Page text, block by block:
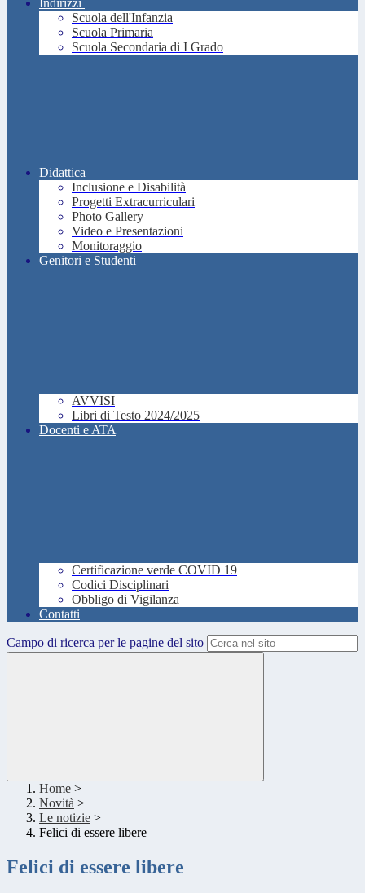
Indirizzi
Scuola dell'Infanzia
Scuola Primaria
Scuola Secondaria di I Grado
Didattica
Inclusione e Disabilità
Progetti Extracurriculari
Photo Gallery
Video e Presentazioni
Monitoraggio
Genitori e Studenti
AVVISI
Libri di Testo 2024/2025
Docenti e ATA
Certificazione verde COVID 19
Codici Disciplinari
Obbligo di Vigilanza
Contatti
Campo di ricerca per le pagine del sito
Home >
Novità >
Le notizie >
Felici di essere libere
Felici di essere libere